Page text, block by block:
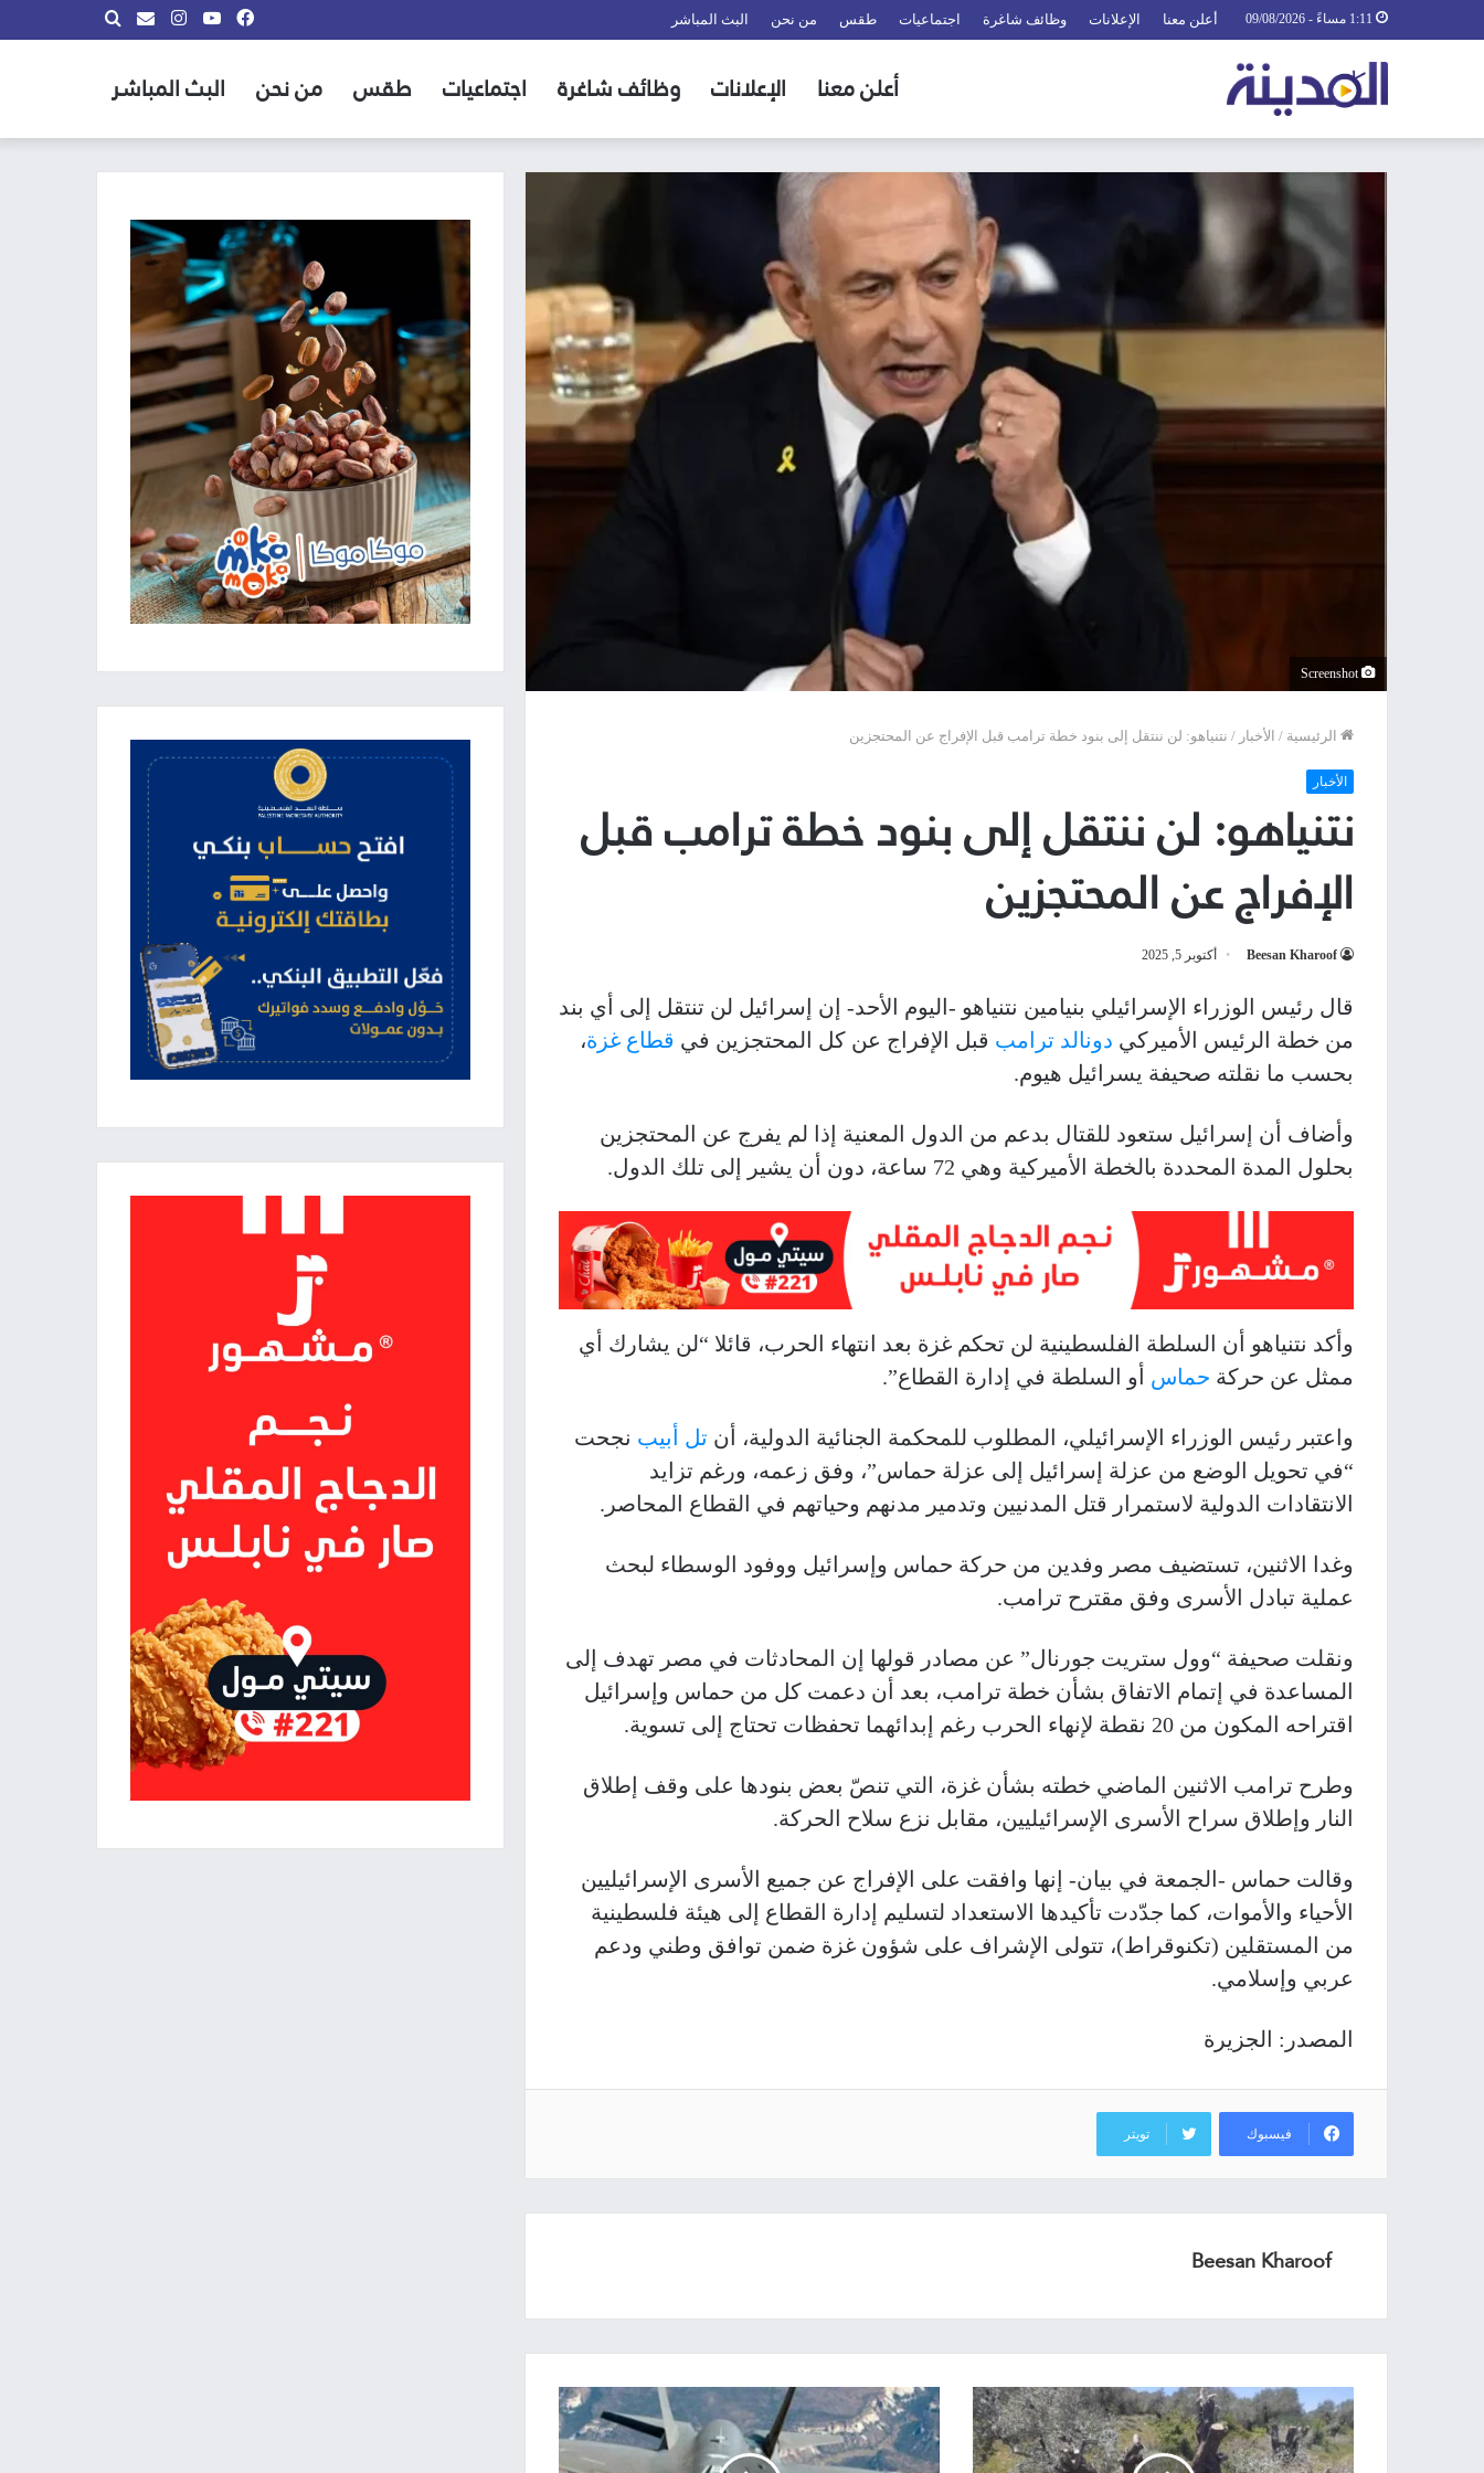
أعلن معنا الإعلانات وظائف شاغرة اجتماعيات طقس من نحن البث المباشر بحث
info@almadina.tvانستقراميوتيوب
فيسبوك
أعلن معنا الإعلانات وظائف شاغرة اجتماعيات طقس من نحن البث المباشر
Screenshot
الرئيسية / الأخبار / نتنياهو: لن ننتقل إلى بنود خطة ترامب قبل الإفراج عن المحتجزين
الأخبار
نتنياهو: لن ننتقل إلى بنود خطة ترامب قبل
الإفراج عن المحتجزين
Beesan Kharoof أكتوبر 5, 2025
قال رئيس الوزراء الإسرائيلي بنيامين نتنياهو -اليوم الأحد- إن إسرائيل لن تنتقل إلى أي بند
من خطة الرئيس الأميركي دونالد ترامب قبل الإفراج عن كل المحتجزين في قطاع غزة،
بحسب ما نقلته صحيفة يسرائيل هيوم.
وأضاف أن إسرائيل ستعود للقتال بدعم من الدول المعنية إذا لم يفرج عن المحتجزين
بحلول المدة المحددة بالخطة الأميركية وهي 72 ساعة، دون أن يشير إلى تلك الدول.
وأكد نتنياهو أن السلطة الفلسطينية لن تحكم غزة بعد انتهاء الحرب، قائلا “لن يشارك أي
ممثل عن حركة حماس أو السلطة في إدارة القطاع”.
واعتبر رئيس الوزراء الإسرائيلي، المطلوب للمحكمة الجنائية الدولية، أن تل أبيب نجحت
“في تحويل الوضع من عزلة إسرائيل إلى عزلة حماس”، وفق زعمه، ورغم تزايد
الانتقادات الدولية لاستمرار قتل المدنيين وتدمير مدنهم وحياتهم في القطاع المحاصر.
وغدا الاثنين، تستضيف مصر وفدين من حركة حماس وإسرائيل ووفود الوسطاء لبحث
عملية تبادل الأسرى وفق مقترح ترامب.
ونقلت صحيفة “وول ستريت جورنال” عن مصادر قولها إن المحادثات في مصر تهدف إلى
المساعدة في إتمام الاتفاق بشأن خطة ترامب، بعد أن دعمت كل من حماس وإسرائيل
اقتراحه المكون من 20 نقطة لإنهاء الحرب رغم إبدائهما تحفظات تحتاج إلى تسوية.
وطرح ترامب الاثنين الماضي خطته بشأن غزة، التي تنصّ بعض بنودها على وقف إطلاق
النار وإطلاق سراح الأسرى الإسرائيليين، مقابل نزع سلاح الحركة.
وقالت حماس -الجمعة في بيان- إنها وافقت على الإفراج عن جميع الأسرى الإسرائيليين
الأحياء والأموات، كما جدّدت تأكيدها الاستعداد لتسليم إدارة القطاع إلى هيئة فلسطينية
من المستقلين (تكنوقراط)، تتولى الإشراف على شؤون غزة ضمن توافق وطني ودعم
عربي وإسلامي.
المصدر: الجزيرة
فيسبوك تويتر
Beesan Kharoof